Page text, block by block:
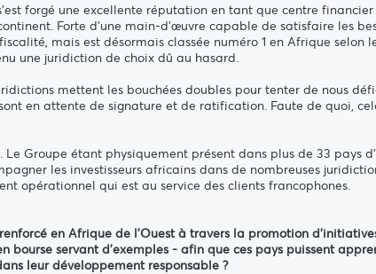
forgé une excellente réputation en tant que centre
Forte d’une main-d'œuvre capable de satisfaire les
mais est désormais classée numéro 1 en Afrique selon
une juridiction de choix dû au hasard.
mettent les bouchées doubles pour tenter de nous
en attente de signature et de ratification. Faute de quoi,
Groupe étant physiquement présent dans plus de 33 pays
les investisseurs africains dans de nombreuses
opérationnel qui est au service des clients francophones.
en Afrique de l'Ouest à travers la promotion
bourse servant d’exemples - afin que ces pays puissent
leur développement responsable ?